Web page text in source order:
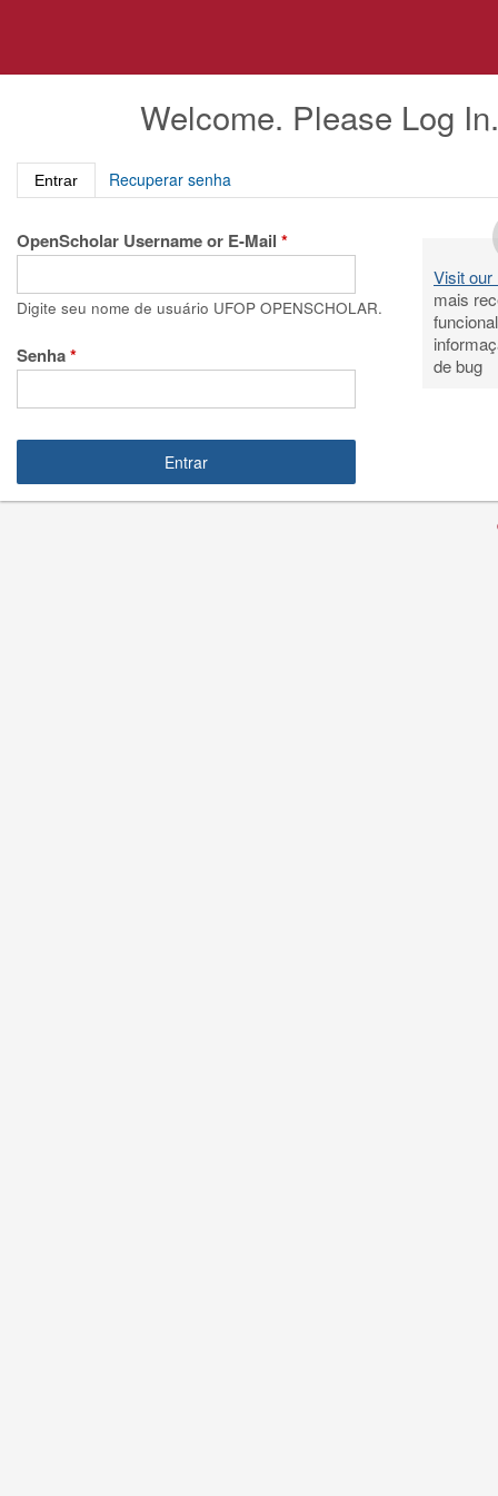
o
principal
Welcome. Please Log In.
Entrar(aba ativa)
Recuperar senha
OpenScholar Username or E-Mail *
Digite seu nome de usuário UFOP OPENSCHOLAR.
Senha*
Visit our
mais
de bug